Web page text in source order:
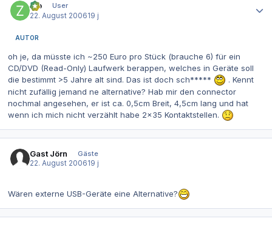
zip
User
22. August 200619 j
AUTOR
oh je, da müsste ich ~250 Euro pro Stück (brauche 6) für ein
CD/DVD (Read-Only) Laufwerk berappen, welches in Geräte soll
die bestimmt >5 Jahre alt sind. Das ist doch sch*****
. Kennt
nicht zufällig jemand ne alternative? Hab mir den connector
nochmal angesehen, er ist ca. 0,5cm Breit, 4,5cm lang und hat
wenn ich mich nicht verzählt habe 2x35 Kontaktstellen.
Gast Jörn
Gäste
22. August 200619 j
Wären externe USB-Geräte eine Alternative?